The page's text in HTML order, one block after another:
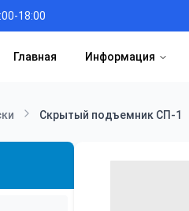
18:00
Главная Информация
Скрытый подъемник СП-1